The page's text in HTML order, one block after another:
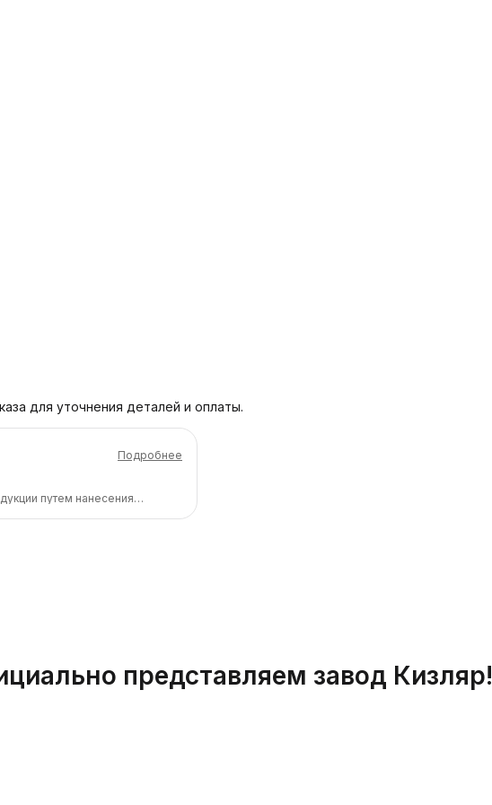
для уточнения деталей и оплаты.
Подробнее
путем нанесения
представляем завод Кизляр!